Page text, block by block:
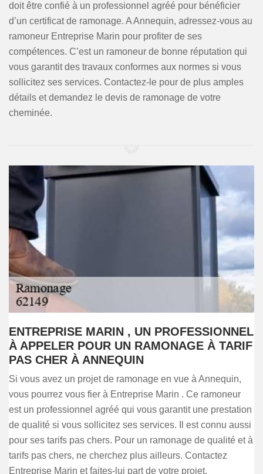
doit être confié à un professionnel agréé pour bénéficier
d’un certificat de ramonage. A Annequin, adressez-vous au
ramoneur Entreprise Marin pour profiter de ses
compétences. C’est un ramoneur de bonne réputation qui
vous garantit des travaux conformes aux normes si vous
sollicitez ses services. Contactez-le pour de plus amples
détails et demandez le devis de ramonage de votre
cheminée.
ENTREPRISE MARIN , UN PROFESSIONNEL
À APPELER POUR UN RAMONAGE À TARIF
PAS CHER À ANNEQUIN
Si vous avez un projet de ramonage en vue à Annequin,
vous pourrez vous fier à Entreprise Marin . Ce ramoneur
est un professionnel agréé qui vous garantit une prestation
de qualité si vous sollicitez ses services. Il est connu aussi
pour ses tarifs pas chers. Pour un ramonage de qualité et à
tarifs pas chers, ne cherchez plus ailleurs. Contactez
Entreprise Marin et faites-lui part de votre projet.